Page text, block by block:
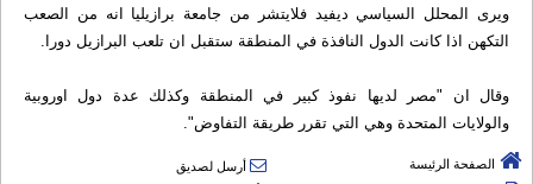
ويرى المحلل السياسي ديفيد فلايتشر من جامعة برازيليا انه من الصعب
التكهن اذا كانت الدول النافذة في المنطقة ستقبل ان تلعب البرازيل دورا.
وقال ان "مصر لديها نفوذ كبير في المنطقة وكذلك عدة دول اوروبية
والولايات المتحدة وهي التي تقرر طريقة التفاوض".
الصفحة الرئيسة
أرسل لصديق